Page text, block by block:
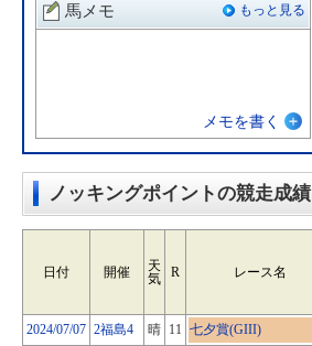
馬メモ もっと見る
メモを書く
ノッキングポイントの競走成績
日付 開催
天
気
R レース名
2024/07/07 2福島4 晴 11 七夕賞(GIII)